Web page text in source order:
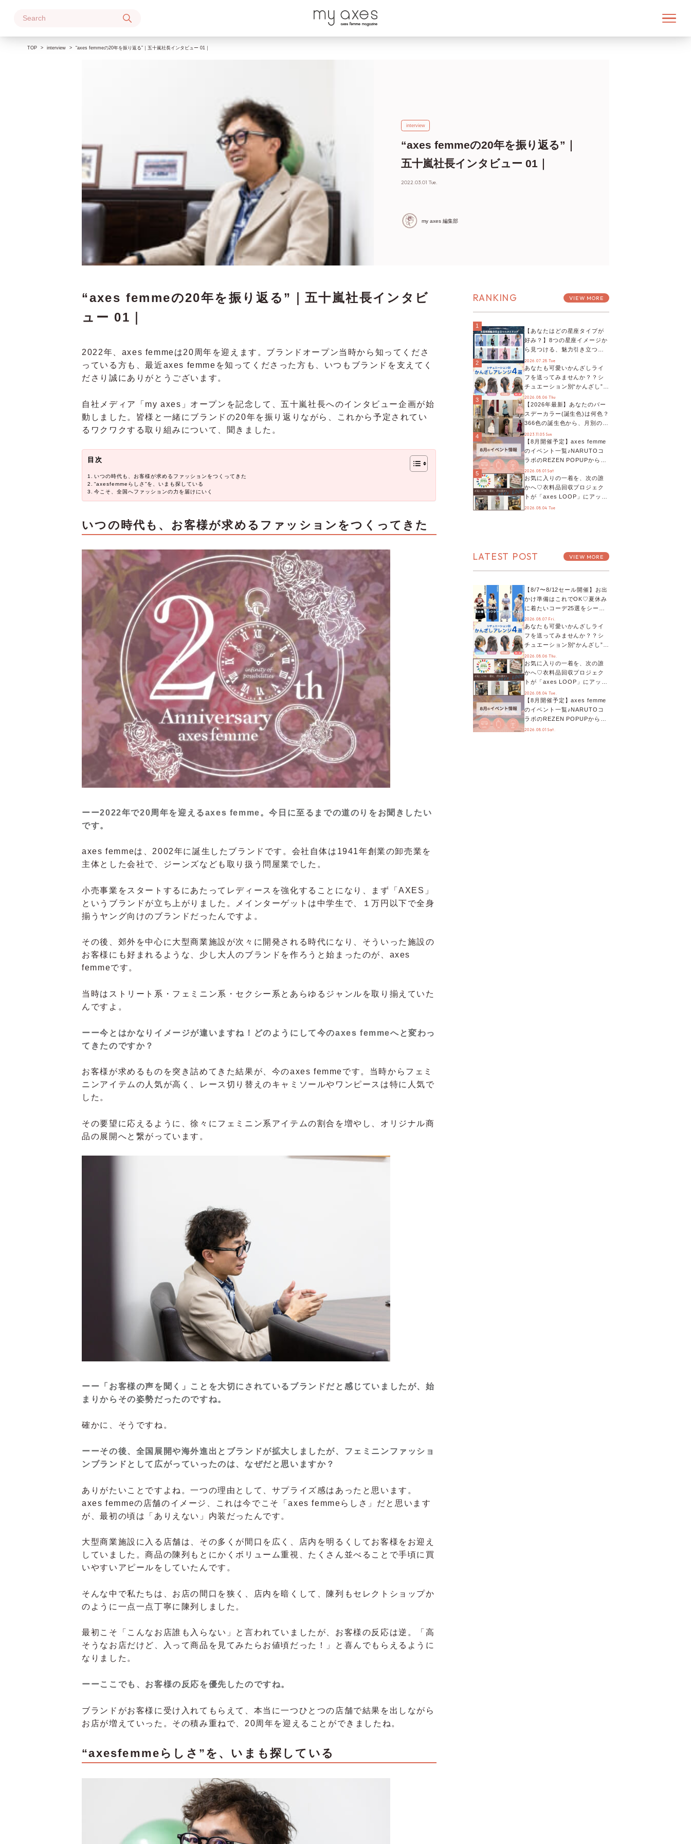
TOP interview “axes femmeの20年を振り返る”｜五十嵐社長インタビュー 01｜
interview
“axes femmeの20年を振り返る”｜
五十嵐社長インタビュー 01｜
2022.03.01 Tue.
my axes 編集部
“axes femmeの20年を振り返る”｜五十嵐社長インタビ
ュー 01｜
2022年、axes femmeは20周年を迎えます。ブランドオープン当時から知ってくださ
っている方も、最近axes femmeを知ってくださった方も、いつもブランドを支えてく
ださり誠にありがとうございます。
自社メディア「my axes」オープンを記念して、五十嵐社長へのインタビュー企画が始
動しました。皆様と一緒にブランドの20年を振り返りながら、これから予定されてい
るワクワクする取り組みについて、聞きました。
目次
いつの時代も、お客様が求めるファッションをつくってきた
“axesfemmeらしさ”を、いまも探している
今こそ、全国へファッションの力を届けにいく
いつの時代も、お客様が求めるファッションをつくってきた
ーー2022年で20周年を迎えるaxes femme。今日に至るまでの道のりをお聞きしたい
です。
axes femmeは、2002年に誕生したブランドです。会社自体は1941年創業の卸売業を
主体とした会社で、ジーンズなども取り扱う問屋業でした。
小売事業をスタートするにあたってレディースを強化することになり、まず「AXES」
というブランドが立ち上がりました。メインターゲットは中学生で、１万円以下で全身
揃うヤング向けのブランドだったんですよ。
その後、郊外を中心に大型商業施設が次々に開発される時代になり、そういった施設の
お客様にも好まれるような、少し大人のブランドを作ろうと始まったのが、axes
femmeです。
当時はストリート系・フェミニン系・セクシー系とあらゆるジャンルを取り揃えていた
んですよ。
ーー今とはかなりイメージが違いますね！どのようにして今のaxes femmeへと変わっ
てきたのですか？
お客様が求めるものを突き詰めてきた結果が、今のaxes femmeです。当時からフェミ
ニンアイテムの人気が高く、レース切り替えのキャミソールやワンピースは特に人気で
した。
その要望に応えるように、徐々にフェミニン系アイテムの割合を増やし、オリジナル商
品の展開へと繋がっています。
ーー「お客様の声を聞く」ことを大切にされているブランドだと感じていましたが、始
まりからその姿勢だったのですね。
確かに、そうですね。
ーーその後、全国展開や海外進出とブランドが拡大しましたが、フェミニンファッショ
ンブランドとして広がっていったのは、なぜだと思いますか？
ありがたいことですよね。一つの理由として、サプライズ感はあったと思います。
axes femmeの店舗のイメージ、これは今でこそ「axes femmeらしさ」だと思います
が、最初の頃は「ありえない」内装だったんです。
大型商業施設に入る店舗は、その多くが間口を広く、店内を明るくしてお客様をお迎え
していました。商品の陳列もとにかくボリューム重視、たくさん並べることで手頃に買
いやすいアピールをしていたんです。
そんな中で私たちは、お店の間口を狭く、店内を暗くして、陳列もセレクトショップか
のように一点一点丁寧に陳列しました。
最初こそ「こんなお店誰も入らない」と言われていましたが、お客様の反応は逆。「高
そうなお店だけど、入って商品を見てみたらお値頃だった！」と喜んでもらえるように
なりました。
ーーここでも、お客様の反応を優先したのですね。
ブランドがお客様に受け入れてもらえて、本当に一つひとつの店舗で結果を出しながら
お店が増えていった。その積み重ねで、20周年を迎えることができましたね。
“axesfemmeらしさ”を、いまも探している
RANKING VIEW MORE
1
【あなたはどの星座タイプが
好み？】8つの星座イメージか
ら見つける、魅力引き立つス
タイリング♡
2026.07.28 Tue
2
あなたも可愛いかんざしライ
フを送ってみませんか？？シ
チュエーション別“かんざし”の
オススメ【ショップスタッフ
編集部】
2026.08.06 Thu
3
【2026年最新】あなたのバー
スデーカラー(誕生色)は何色？
366色の誕生色から、月別の誕
生色、バースデーカラーコー
デまでご紹介♡
2023.11.05 Sun
4
【8月開催予定】axes femme
のイベント一覧♪NARUTOコ
ラボのREZEN POPUPから、
プチYour Stage.、ティーパー
ティまで！8月の特別なイベン
トをチェック◎
2026.08.01 Sat
5
お気に入りの一着を、次の誰
かへ♡衣料品回収プロジェク
トが「axes LOOP」にアップ
デート！活用するとポイント
2026.08.04 Tue
LATEST POST VIEW MORE
【8/7〜8/12セール開催】お出
かけ準備はこれでOK♡夏休み
に着たいコーデ25選をシーン
別に徹底解説！
2026.08.07 Fri.
あなたも可愛いかんざしライ
フを送ってみませんか？？シ
チュエーション別“かんざし”の
オススメ【ショップスタッフ
編集部】
2026.08.06 Thu.
お気に入りの一着を、次の誰
かへ♡衣料品回収プロジェク
トが「axes LOOP」にアップ
デート！活用するとポイント
が手に入る◎
2026.08.04 Tue.
【8月開催予定】axes femme
のイベント一覧♪NARUTOコ
ラボのREZEN POPUPから、
プチYour Stage.、ティーパー
2026.08.01 Sat.